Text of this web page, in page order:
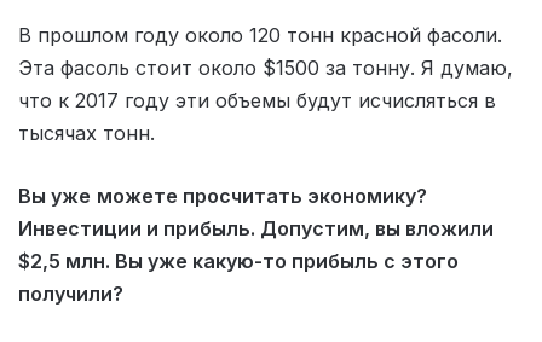
В прошлом году около 120 тонн красной фасоли.
Эта фасоль стоит около $1500 за тонну. Я думаю,
что к 2017 году эти объемы будут исчисляться в
тысячах тонн.
Вы уже можете просчитать экономику?
Инвестиции и прибыль. Допустим, вы вложили
$2,5 млн. Вы уже какую-то прибыль с этого
получили?